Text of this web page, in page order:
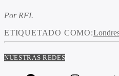
Por RFI.
ETIQUETADO COMO:
NUESTRAS REDES